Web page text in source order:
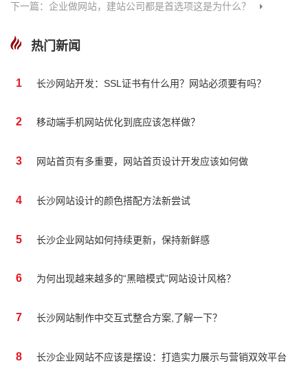
下一篇：企业做网站，建站公司都是首选项这是为什么？
热门新闻
1 长沙网站开发：SSL证书有什么用？网站必须要有吗？
2 移动端手机网站优化到底应该怎样做？
3 网站首页有多重要，网站首页设计开发应该如何做
4 长沙网站设计的颜色搭配方法新尝试
5 长沙企业网站如何持续更新，保持新鲜感
6 为何出现越来越多的“黑暗模式”网站设计风格？
7 长沙网站制作中交互式整合方案,了解一下？
8 长沙企业网站不应该是摆设：打造实力展示与营销双效平台